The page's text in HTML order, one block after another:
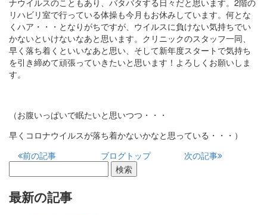
ナウイルスのこともあり、バタバタする日々だと思います。2階の
リハビリ室で行っている体操も今月もお休みしています。何とな
くハア・・・となりがちですが、ウイルスに負けない気持ちでい
かないといけないなあと思います。クリニックのスタッフ一同、
早く落ち着くといいなあと思い、そして新年度スタートで気持ち
を引き締めて頑張っていきたいと思います！よろしくお願いしま
す。
（お腹いっぱいで眠たいと思いつつ・・・
早くコロナウイルスが落ち着かないかなと思っている・・・）
前の記事
ブログトップ 次の記事
最新の記事